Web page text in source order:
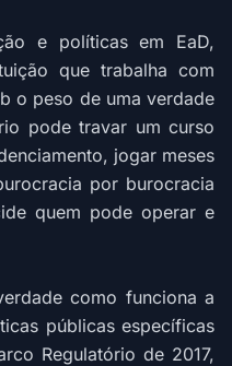
e políticas em EaD,
que trabalha com
o peso de uma verdade
pode travar um curso
jogar meses
por burocracia
quem pode operar e
como funciona a
públicas específicas
Regulatório de 2017,